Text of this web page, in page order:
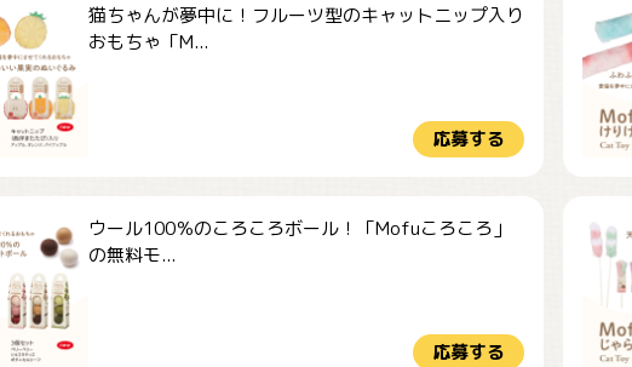
猫ちゃんが夢中に！フルーツ型のキャットニップ入り
おもちゃ「M...
応募する
ウール100％のころころボール！「Mofuころころ」
の無料モ...
応募する